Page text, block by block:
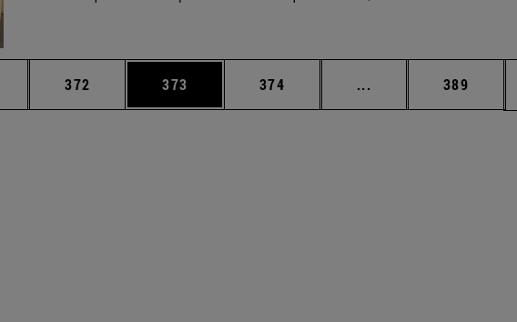
Páginas intermedias Use TAB para desplazarse.
Página
372 Página
373 Página
374 ... Páginas Página
389